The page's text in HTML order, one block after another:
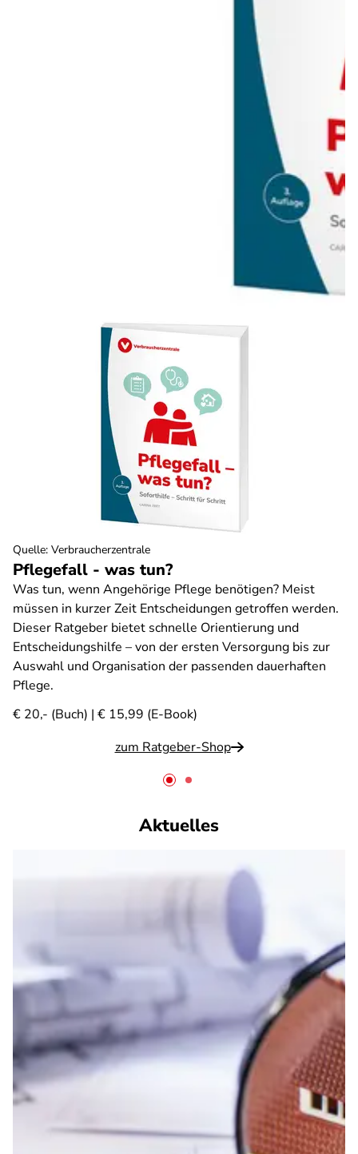
Pflegefall - was tun?
Was tun, wenn Angehörige Pflege benötigen? Meist
müssen in kurzer Zeit Entscheidungen getroffen werden.
Dieser Ratgeber bietet schnelle Orientierung und
Entscheidungshilfe – von der ersten Versorgung bis zur
Auswahl und Organisation der passenden dauerhaften
Pflege.
€ 20,- (Buch) | € 15,99 (E-Book)
zum Ratgeber-Shop
Quelle: Verbraucherzentrale
Aktuelles